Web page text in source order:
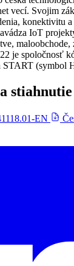
vecí. Svojim
konektivitu a
IoT
maloobchode,
je spoločnosť
START (symbol
stiahnutie
EN